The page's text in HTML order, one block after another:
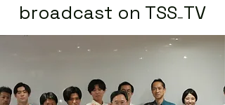
broadcast on TSS₋TV